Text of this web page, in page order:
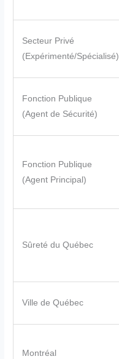
Secteur Privé
(Expérimenté/Spécialisé)
Fonction Publique
(Agent de Sécurité)
Fonction Publique
(Agent Principal)
Sûreté du Québec
Ville de Québec
Montréal